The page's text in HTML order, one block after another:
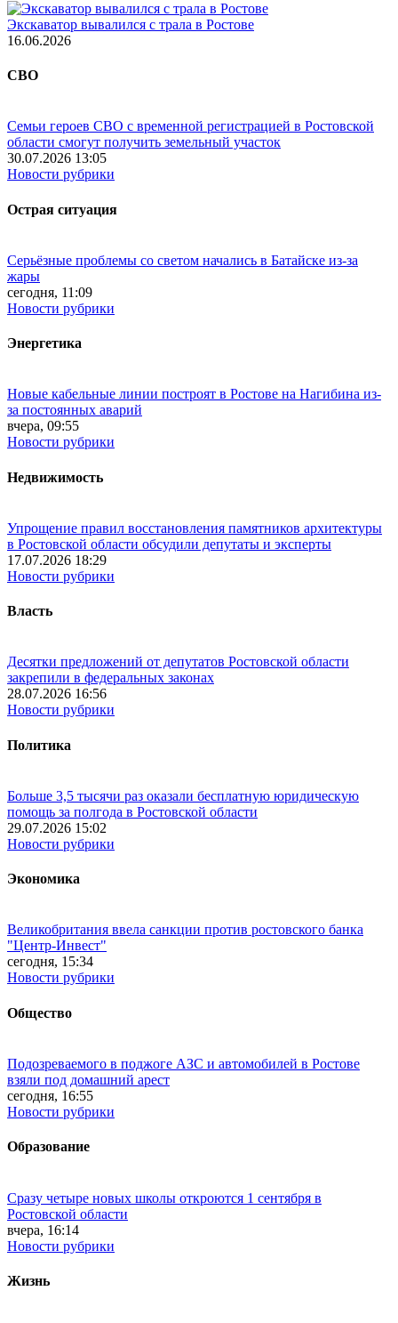
Экскаватор вывалился с трала в Ростове
16.06.2026
СВО
Семьи героев СВО с временной регистрацией в Ростовской
области смогут получить земельный участок
30.07.2026 13:05
Новости рубрики
Острая ситуация
Серьёзные проблемы со светом начались в Батайске из-за
жары
сегодня, 11:09
Новости рубрики
Энергетика
Новые кабельные линии построят в Ростове на Нагибина из-
за постоянных аварий
вчера, 09:55
Новости рубрики
Недвижимость
Упрощение правил восстановления памятников архитектуры
в Ростовской области обсудили депутаты и эксперты
17.07.2026 18:29
Новости рубрики
Власть
Десятки предложений от депутатов Ростовской области
закрепили в федеральных законах
28.07.2026 16:56
Новости рубрики
Политика
Больше 3,5 тысячи раз оказали бесплатную юридическую
помощь за полгода в Ростовской области
29.07.2026 15:02
Новости рубрики
Экономика
Великобритания ввела санкции против ростовского банка
"Центр-Инвест"
сегодня, 15:34
Новости рубрики
Общество
Подозреваемого в поджоге АЗС и автомобилей в Ростове
взяли под домашний арест
сегодня, 16:55
Новости рубрики
Образование
Сразу четыре новых школы откроются 1 сентября в
Ростовской области
вчера, 16:14
Новости рубрики
Жизнь